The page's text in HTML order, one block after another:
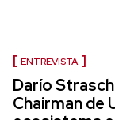
ENTREVISTA
Darío
Chairman de